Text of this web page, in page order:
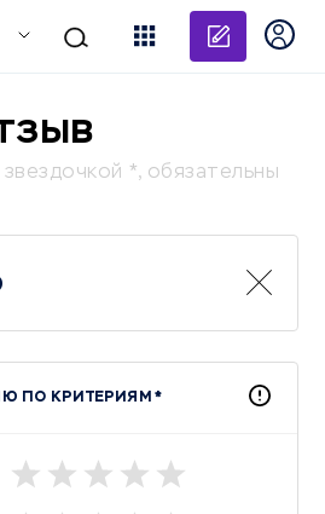
*, обязательны
ПО КРИТЕРИЯМ *